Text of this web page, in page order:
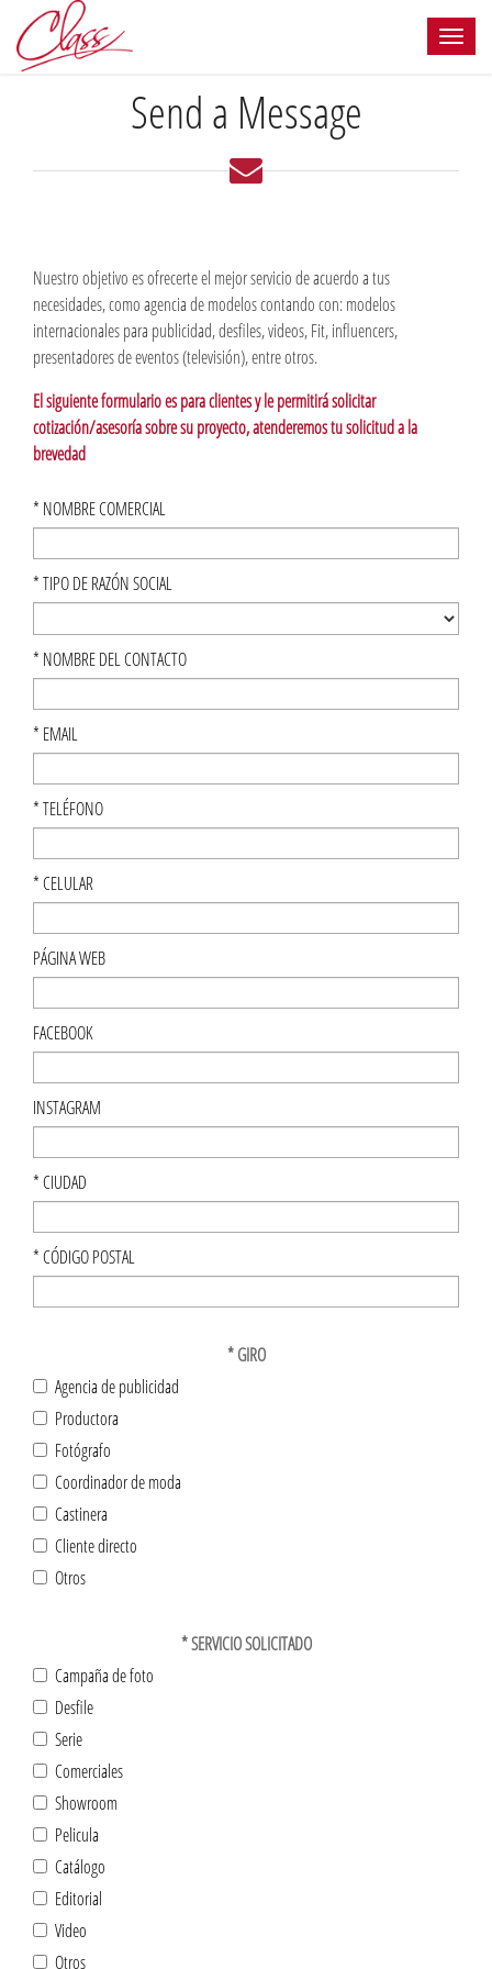
Send a Message
Nuestro objetivo es ofrecerte el mejor servicio de acuerdo a tus
necesidades, como agencia de modelos contando con: modelos
internacionales para publicidad, desfiles, videos, Fit, influencers,
presentadores de eventos (televisión), entre otros.
El siguiente formulario es para clientes y le permitirá solicitar
cotización/asesoría sobre su proyecto, atenderemos tu solicitud a la
brevedad
* NOMBRE COMERCIAL
*TIPO DE RAZÓN SOCIAL
* NOMBRE DEL CONTACTO
* EMAIL
*TELÉFONO
*CELULAR
PÁGINA WEB
FACEBOOK
INSTAGRAM
*CIUDAD
*CÓDIGO POSTAL
*GIRO
Agencia de publicidad
Productora
Fotógrafo
Coordinador de moda
Castinera
Cliente directo
Otros
*SERVICIO SOLICITADO
Campaña de foto
Desfile
Serie
Comerciales
Showroom
Pelicula
Catálogo
Editorial
Video
Otros